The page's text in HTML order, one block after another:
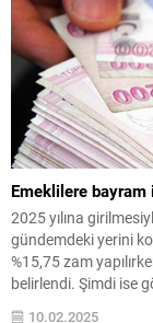
Emeklilere bayram
2025 yılına
gündemdeki yerini
%15,75 zam
belirlendi. Şimdi ise
10.02.2025